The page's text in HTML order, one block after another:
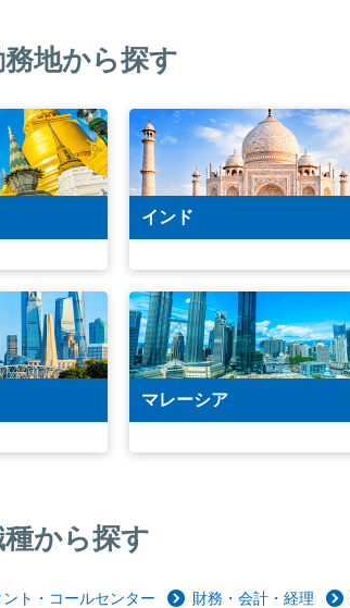
地から探す
インド
マレーシア
から探す
ト・コールセンター 財務・会計・経理